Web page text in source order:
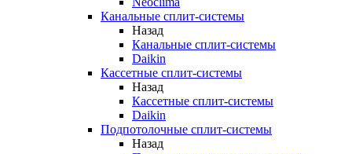
Канальные сплит-системы
Назад
Канальные сплит-системы
Daikin
Кассетные сплит-системы
Назад
Кассетные сплит-системы
Daikin
Подпотолочные сплит-системы
Назад